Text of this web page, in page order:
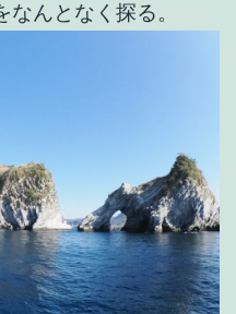
んとなく探る。